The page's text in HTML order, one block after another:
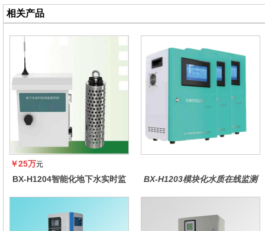
相关产品
￥25万元
BX-H1204智能化地下水实时监
BX-H1203模块化水质在线监测